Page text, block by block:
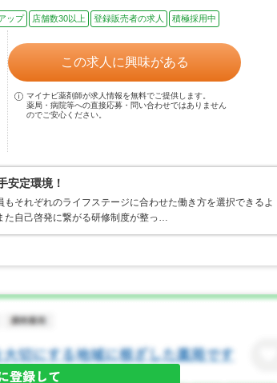
ップ 店舗数30以上 登録販売者の求人 積極採用中
この求人に興味がある
マイナビ薬剤師が求人情報を無料でご提供します。
薬局・病院等への直接応募・問い合わせではありません
のでご安心ください。
安定環境！
それぞれのライフステージに合わせた働き方を選択できるよ
た自己啓発に繋がる研修制度が整っ…